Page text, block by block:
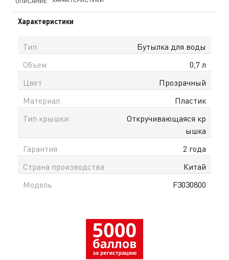
Характеристики
Тип
Бутылка для воды
Объем
0,7 л
Цвет
Прозрачный
Материал
Пластик
Тип крышки
Откручивающаяся кр
ышка
Гарантия
2 года
Страна производства
Китай
Модель
F3030800